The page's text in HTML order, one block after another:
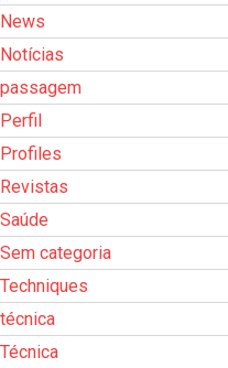
News
Notícias
passagem
Perfil
Profiles
Revistas
Saúde
Sem categoria
Techniques
técnica
Técnica